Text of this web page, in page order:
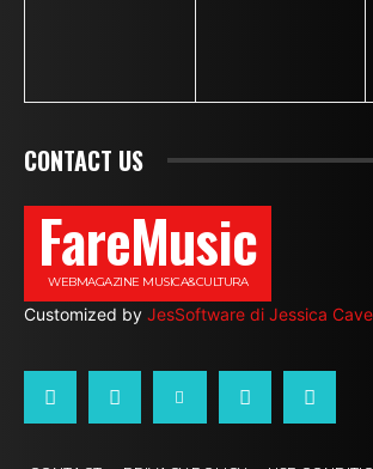
CONTACT US
FareMusic
WEBMAGAZINE MUSICA&CULTURA
Customized by JesSoftware di Jessica